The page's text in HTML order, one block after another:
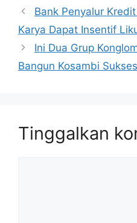
Bank Penyalur
Karya Dapat Insentif
Ini Dua Grup
Bangun Kosambi
Tinggalkan